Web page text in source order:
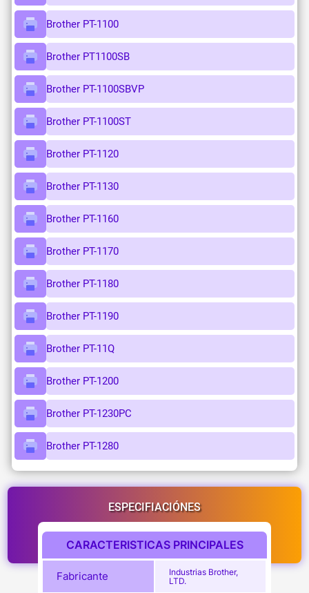
Brother PT-1100
Brother PT1100SB
Brother PT-1100SBVP
Brother PT-1100ST
Brother PT-1120
Brother PT-1130
Brother PT-1160
Brother PT-1170
Brother PT-1180
Brother PT-1190
Brother PT-11Q
Brother PT-1200
Brother PT-1230PC
Brother PT-1280
ESPECIFIACIÓNES
CARACTERISTICAS PRINCIPALES
Fabricante
Industrias Brother,
LTD.